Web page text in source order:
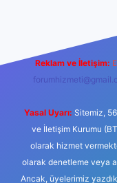
Reklam ve İletişim:
Yasal Uyarı: Sitemiz,
ve İletişim Kurumu
olarak hizmet
olarak denetleme veya
Ancak, üyelerimiz